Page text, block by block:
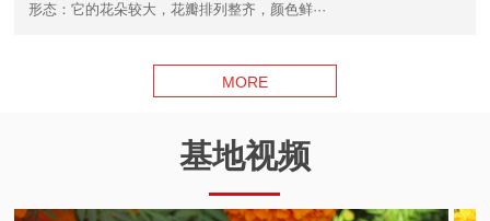
形态：它的花朵较大，花瓣排列整齐，颜色鲜···
MORE
基地视频